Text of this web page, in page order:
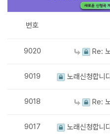
번호
9020 Re:
9019 노래신청합니
9018 Re:
9017 노래신청합니